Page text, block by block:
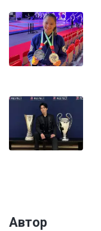
Автор